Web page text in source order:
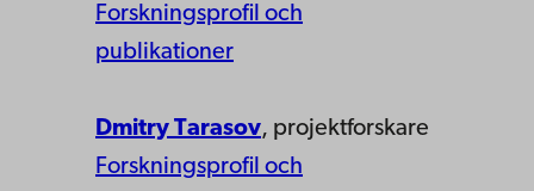
Forskningsprofil och
publikationer
Dmitry Tarasov, projektforskare
Forskningsprofil och